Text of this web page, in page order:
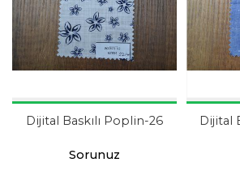
Dijital Baskılı Poplin-26
Sorunuz
Dijital